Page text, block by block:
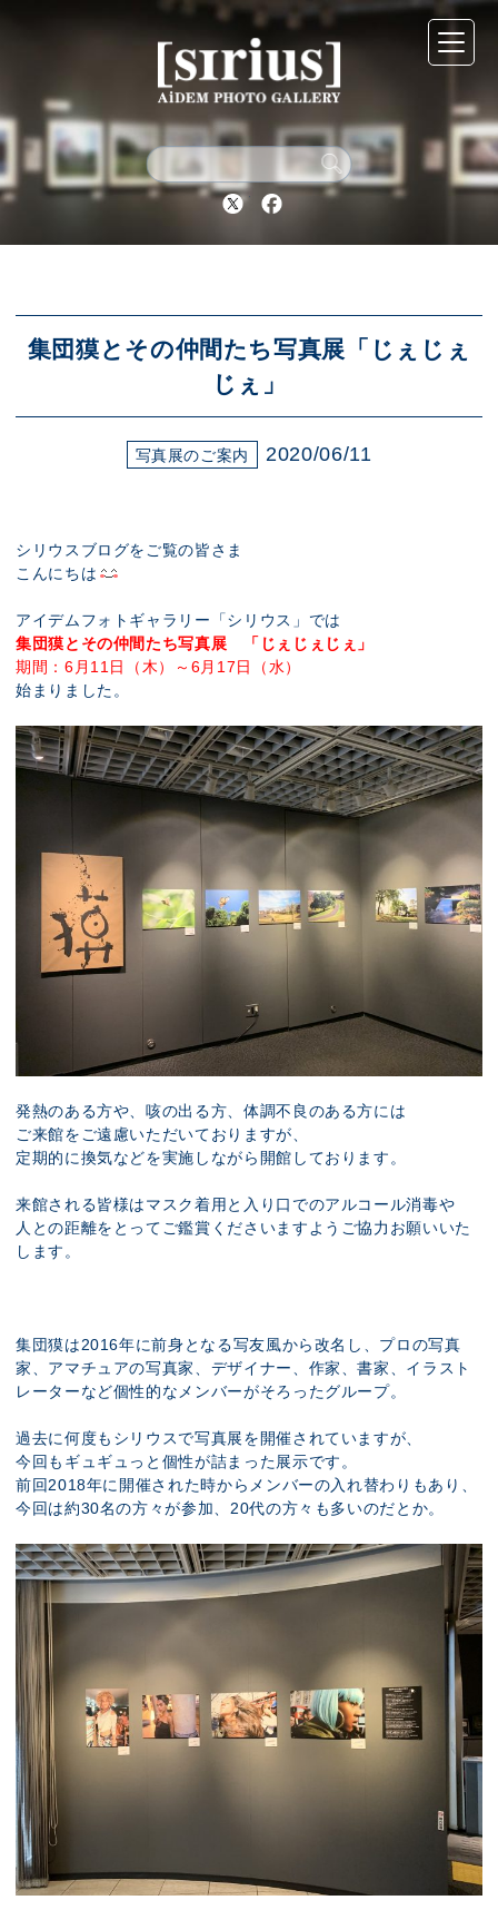
Twitter Facebook
集団獏とその仲間たち写真展「じぇじぇ
じぇ」
写真展のご案内 2020/06/11
シリウスブログをご覧の皆さま
こんにちは
アイデムフォトギャラリー「シリウス」では
集団獏とその仲間たち写真展 「じぇじぇじぇ」
期間：6月11日（木）～6月17日（水）
始まりました。
発熱のある方や、咳の出る方、体調不良のある方には
ご来館をご遠慮いただいておりますが、
定期的に換気などを実施しながら開館しております。
来館される皆様はマスク着用と入り口でのアルコール消毒や
人との距離をとってご鑑賞くださいますようご協力お願いいた
します。
集団獏は2016年に前身となる写友風から改名し、プロの写真
家、アマチュアの写真家、デザイナー、作家、書家、イラスト
レーターなど個性的なメンバーがそろったグループ。
過去に何度もシリウスで写真展を開催されていますが、
今回もギュギュっと個性が詰まった展示です。
前回2018年に開催された時からメンバーの入れ替わりもあり、
今回は約30名の方々が参加、20代の方々も多いのだとか。
シリウスについて
展示スケジュール
アクセス
ブログ